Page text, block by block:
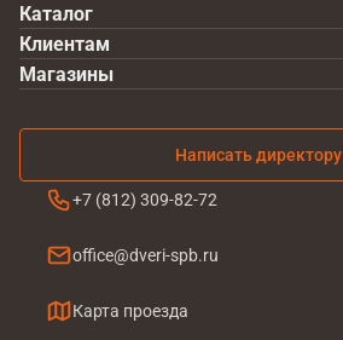
Каталог
Клиентам
Написать директору
+7 (812) 309-82-72
office@dveri-spb.ru
Карта проезда
Магазины